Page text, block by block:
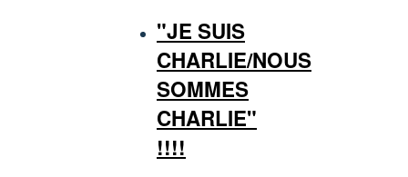
"JE SUIS
CHARLIE/NOUS
SOMMES
CHARLIE"
!!!!